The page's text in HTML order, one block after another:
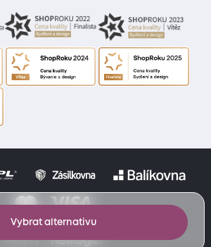
Vybrat alternativu
Made by